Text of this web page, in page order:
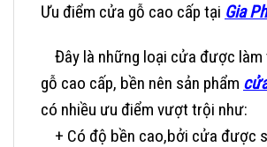
Ưu điểm cửa gỗ cao cấp tại Gia
Đây là những loại cửa được làm
gỗ cao cấp, bền nên sản phẩm
có nhiều ưu điểm vượt trội như:
+ Có độ bền cao,bởi cửa được